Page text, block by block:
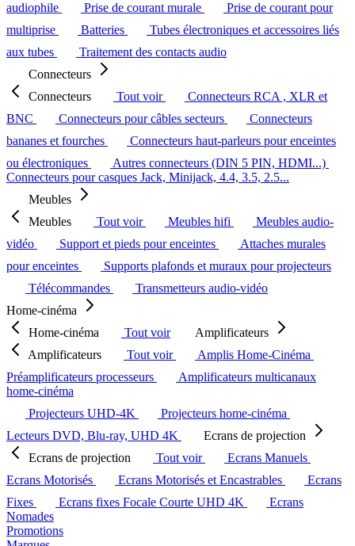
audiophile
Prise de courant murale
Prise de courant pour
multiprise
Batteries
Tubes électroniques et accessoires liés
aux tubes
Traitement des contacts audio
Connecteurs
Connecteurs
Tout voir
Connecteurs RCA , XLR et
BNC
Connecteurs pour câbles secteurs
Connecteurs
bananes et fourches
Connecteurs haut-parleurs pour enceintes
ou électroniques
Autres connecteurs (DIN 5 PIN, HDMI...)
Connecteurs pour casques Jack, Minijack, 4.4, 3.5, 2.5...
Meubles
Meubles
Tout voir Meubles hifi
Meubles audio-
vidéo
Support et pieds pour enceintes
Attaches murales
pour enceintes
Supports plafonds et muraux pour projecteurs
Télécommandes
Transmetteurs audio-vidéo
Home-cinéma
Home-cinéma
Tout voir
Amplificateurs
Amplificateurs
Tout voir
Amplis Home-Cinéma
Préamplificateurs processeurs
Amplificateurs multicanaux
home-cinéma
Projecteurs UHD-4K
Projecteurs home-cinéma
Lecteurs DVD, Blu-ray, UHD 4K
Ecrans de projection
Ecrans de projection
Tout voir
Ecrans Manuels
Ecrans Motorisés
Ecrans Motorisés et Encastrables
Ecrans
Fixes
Ecrans fixes Focale Courte UHD 4K
Ecrans
Nomades
Promotions